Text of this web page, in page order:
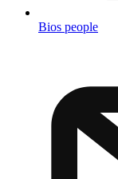
Bios people